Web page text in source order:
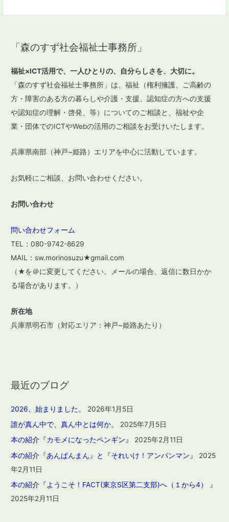
「森のすず社会福祉士事務所」
福祉×ICT活用で、一人ひとりの、自分らしさを、大切に。
「森のすず社会福祉士事務所」は、福祉（権利擁護、ご高齢の
方・障害のある方の暮らしや介護・支援、認知症の方への支援
や認知症の理解・啓発、等）についてのご相談と、福祉や企
業・団体でのICTやWebの活用のご相談をお受けいたします。
兵庫県南部（神戸~姫路）エリアを中心に活動しています。
お気軽にご相談、お問い合わせください。
お問い合わせ
問い合わせフォーム
TEL：080-9742-8629
MAIL：sw.morinosuzu★gmail.com
（★を＠に変更してください。メールの場合、返信に数日かか
る場合があります。）
所在地
兵庫県明石市（対応エリア：神戸~姫路あたり）
最近のブログ
2026、始まりました。
2026年1月5日
誰が真ん中で、真ん中とは何か。
2025年7月5日
本の紹介『カモメになったペンギン』
2025年2月11日
本の紹介『あんぱんまん』と『それいけ！アンパンマン』
2025
年2月11日
本の紹介『ようこそ！FACT(東京S区第二支部)へ（１から4） 』
2025年2月11日